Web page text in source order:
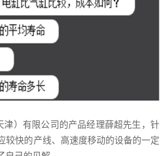
津）有限公司的产品经理薛超先生，针
较快的产线、高速度移动的设备的一定